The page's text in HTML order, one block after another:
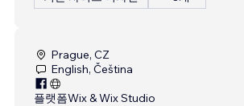
Prague, CZ
English, Čeština
플랫폼Wix & Wix Studio